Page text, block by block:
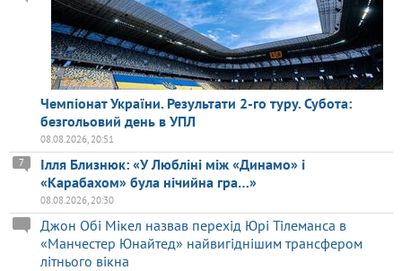
Чемпіонат України. Результати 2-го туру. Субота:
безгольовий день в УПЛ
08.08.2026, 20:51
Ілля Близнюк: «У Любліні між «Динамо» і
«Карабахом» була нічийна гра…»
7
08.08.2026, 20:30
Джон Обі Мікел назвав перехід Юрі Тілеманса в
«Манчестер Юнайтед» найвигіднішим трансфером
літнього вікна